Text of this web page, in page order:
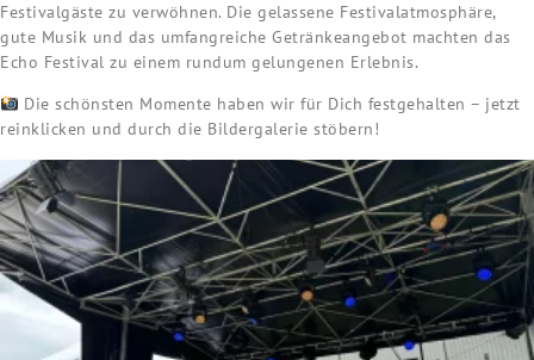
Festivalgäste zu verwöhnen. Die gelassene Festivalatmosphäre,
gute Musik und das umfangreiche Getränkeangebot machten das
Echo Festival zu einem rundum gelungenen Erlebnis.
Die schönsten Momente haben wir für Dich festgehalten – jetzt
reinklicken und durch die Bildergalerie stöbern!